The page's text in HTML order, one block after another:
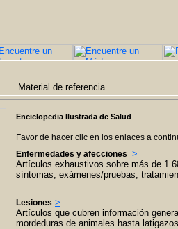
Material de referencia
Enciclopedia Ilustrada de Salud
Favor de hacer clic en los enlaces a
Enfermedades y afecciones >
Artículos exhaustivos sobre más de
síntomas, exámenes/pruebas,
Lesiones >
Artículos que cubren información
mordeduras de animales hasta